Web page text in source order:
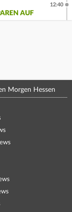
AUF
12:40
Morgen Hessen